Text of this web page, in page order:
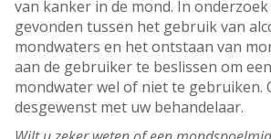
van kanker in de mond. In
gevonden tussen het gebruik van
mondwaters en het ontstaan van
aan de gebruiker te beslissen om
mondwater wel of niet te gebruiken.
desgewenst met uw behandelaar.